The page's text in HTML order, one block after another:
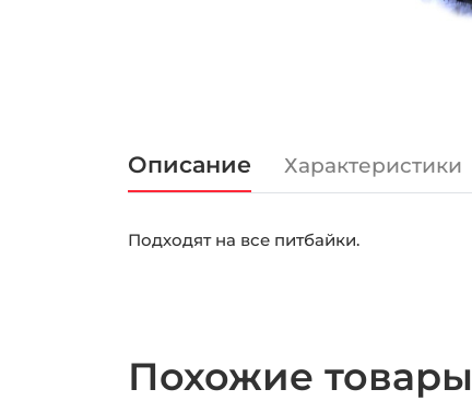
Описание Характеристики
Подходят на все питбайки.
Похожие товары